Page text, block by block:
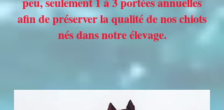
afin de préserver la qualité de nos chiots
nés dans notre élevage.